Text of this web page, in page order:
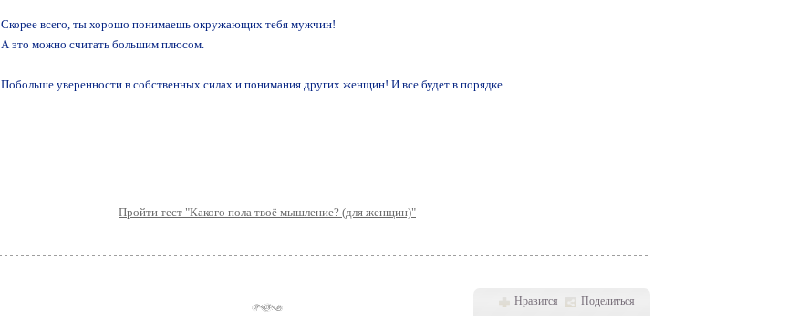
Скорее всего, ты хорошо понимаешь окружающих тебя мужчин!
А это можно считать большим плюсом.
Побольше уверенности в собственных силах и понимания других женщин! И все будет в порядке.
Пройти тест "Какого пола твоё мышление? (для женщин)"
Нравится Поделиться